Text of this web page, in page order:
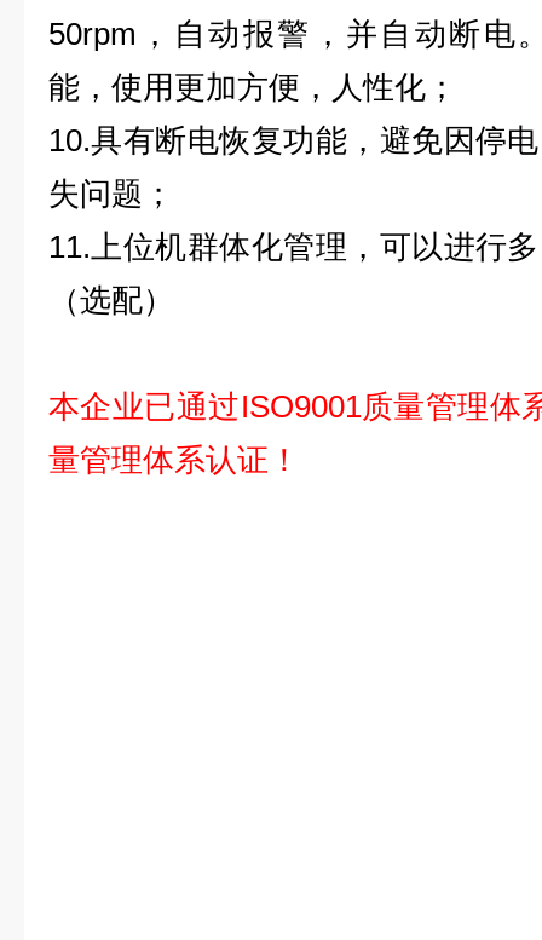
50rpm，自动报警，并自动断电
能，使用更加方便，人性化；
10.具有断电恢复功能，避免因停
失问题；
11.上位机群体化管理，可以进行
（选配）
本企业已通过ISO9001质量管理体
量管理体系认证！